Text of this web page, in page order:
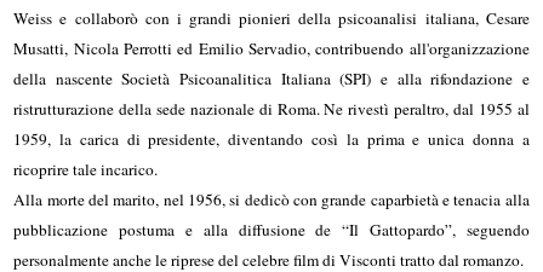
Weiss e collaborò con i grandi pionieri della psicoanalisi italiana, Cesare
Musatti, Nicola Perrotti ed Emilio Servadio, contribuendo all'organizzazione
della nascente Società Psicoanalitica Italiana (SPI) e alla rifondazione e
ristrutturazione della sede nazionale di Roma. Ne rivestì peraltro, dal 1955 al
1959, la carica di presidente, diventando così la prima e unica donna a
ricoprire tale incarico.
Alla morte del marito, nel 1956, si dedicò con grande caparbietà e tenacia alla
pubblicazione postuma e alla diffusione de “Il Gattopardo”, seguendo
personalmente anche le riprese del celebre film di Visconti tratto dal romanzo.